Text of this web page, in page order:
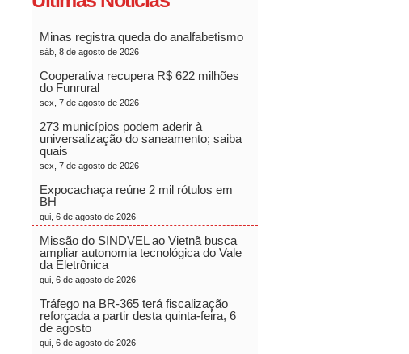
Minas registra queda do analfabetismo
sáb, 8 de agosto de 2026
Cooperativa recupera R$ 622 milhões
do Funrural
sex, 7 de agosto de 2026
273 municípios podem aderir à
universalização do saneamento; saiba
quais
sex, 7 de agosto de 2026
Expocachaça reúne 2 mil rótulos em
BH
qui, 6 de agosto de 2026
Missão do SINDVEL ao Vietnã busca
ampliar autonomia tecnológica do Vale
da Eletrônica
qui, 6 de agosto de 2026
Tráfego na BR-365 terá fiscalização
reforçada a partir desta quinta-feira, 6
de agosto
qui, 6 de agosto de 2026